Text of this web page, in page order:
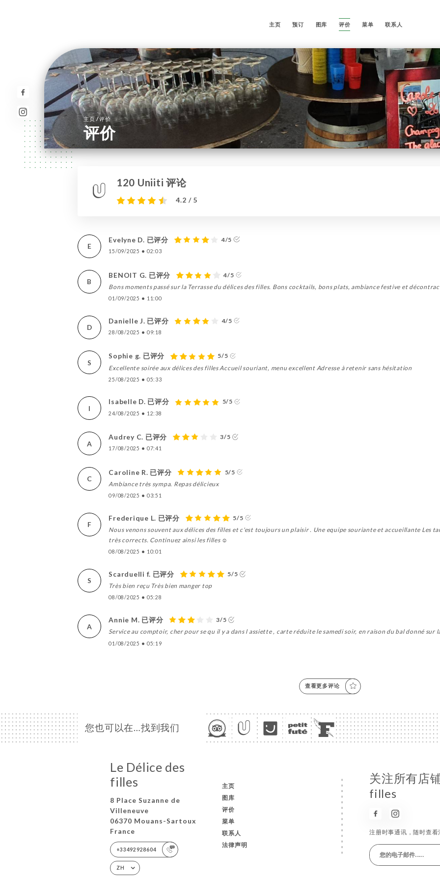
主页 预订 图库 评价 菜单 联系人
主页/评价
评价
120 Uniiti 评论
4.2 / 5
E
Evelyne D. 已评分 4/5
15/09/2025 • 02:03
B
BENOIT G. 已评分
4/5
Bons moments passé sur la Terrasse du délices des filles. Bons cocktails, bons plats, ambiance festive et
01/09/2025 • 11:00
D
Danielle J. 已评分 4/5
28/08/2025 • 09:18
S
Sophie g. 已评分
5/5
Excellente soirée aux délices des filles Accueil souriant, menu excellent Adresse à retenir sans hésitation
25/08/2025 • 05:33
I
Isabelle D. 已评分 5/5
24/08/2025 • 12:38
A
Audrey C. 已评分 3/5
17/08/2025 • 07:41
C
Caroline R. 已评分
5/5
Ambiance très sympa. Repas délicieux
09/08/2025 • 03:51
F
Frederique L. 已评分
5/5
Nous venons souvent aux délices des filles et c'est toujours un plaisir . Une equipe souriante et accueillante Les
très corrects. Continuez ainsi les filles ☺️
08/08/2025 • 10:01
S
Scarduelli f. 已评分
5/5
Très bien reçu Très bien manger top
08/08/2025 • 05:28
A
Annie M. 已评分
3/5
Service au comptoir, cher pour se qu il y a dans l assiette , carte réduite le samedi soir, en raison du bal donné sur
01/08/2025 • 05:19
查看更多评论
您也可以在…找到我们
Le Délice des
filles
8 Place Suzanne de
Villeneuve
06370 Mouans-Sartoux
France
+33492928604
ZH
主页
图库
评价
菜单
联系人
法律声明
关注所有店
filles
注册时事通讯，随时查